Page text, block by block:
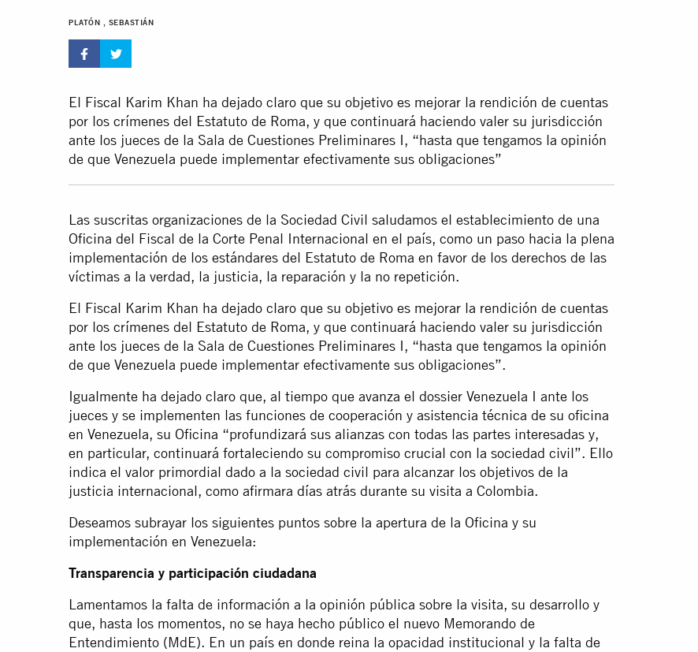
PLATÓN , SEBASTIÁN
El Fiscal Karim Khan ha dejado claro que su objetivo es mejorar la rendición de cuentas
por los crímenes del Estatuto de Roma, y que continuará haciendo valer su jurisdicción
ante los jueces de la Sala de Cuestiones Preliminares I, “hasta que tengamos la opinión
de que Venezuela puede implementar efectivamente sus obligaciones”
Las suscritas organizaciones de la Sociedad Civil saludamos el establecimiento de una
Oficina del Fiscal de la Corte Penal Internacional en el país, como un paso hacia la plena
implementación de los estándares del Estatuto de Roma en favor de los derechos de las
víctimas a la verdad, la justicia, la reparación y la no repetición.
El Fiscal Karim Khan ha dejado claro que su objetivo es mejorar la rendición de cuentas
por los crímenes del Estatuto de Roma, y que continuará haciendo valer su jurisdicción
ante los jueces de la Sala de Cuestiones Preliminares I, “hasta que tengamos la opinión
de que Venezuela puede implementar efectivamente sus obligaciones”.
Igualmente ha dejado claro que, al tiempo que avanza el dossier Venezuela I ante los
jueces y se implementen las funciones de cooperación y asistencia técnica de su oficina
en Venezuela, su Oficina “profundizará sus alianzas con todas las partes interesadas y,
en particular, continuará fortaleciendo su compromiso crucial con la sociedad civil”. Ello
indica el valor primordial dado a la sociedad civil para alcanzar los objetivos de la
justicia internacional, como afirmara días atrás durante su visita a Colombia.
Deseamos subrayar los siguientes puntos sobre la apertura de la Oficina y su
implementación en Venezuela:
Transparencia y participación ciudadana
Lamentamos la falta de información a la opinión pública sobre la visita, su desarrollo y
que, hasta los momentos, no se haya hecho público el nuevo Memorando de
Entendimiento (MdE). En un país en donde reina la opacidad institucional y la falta de